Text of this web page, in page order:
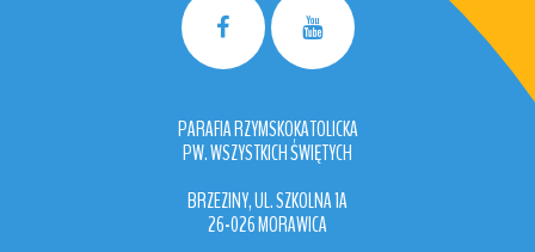
PARAFIA RZYMSKOKATOLICKA
PW. WSZYSTKICH ŚWIĘTYCH
BRZEZINY, UL. SZKOLNA 1A
26-026 MORAWICA